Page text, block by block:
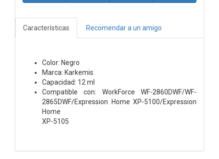
Características Recomendar a un amigo
Color: Negro
Marca: Karkemis
Capacidad: 12 ml
Compatible con: WorkForce WF-2860DWF/WF-
2865DWF/Expression Home XP-5100/Expression
Home
XP-5105